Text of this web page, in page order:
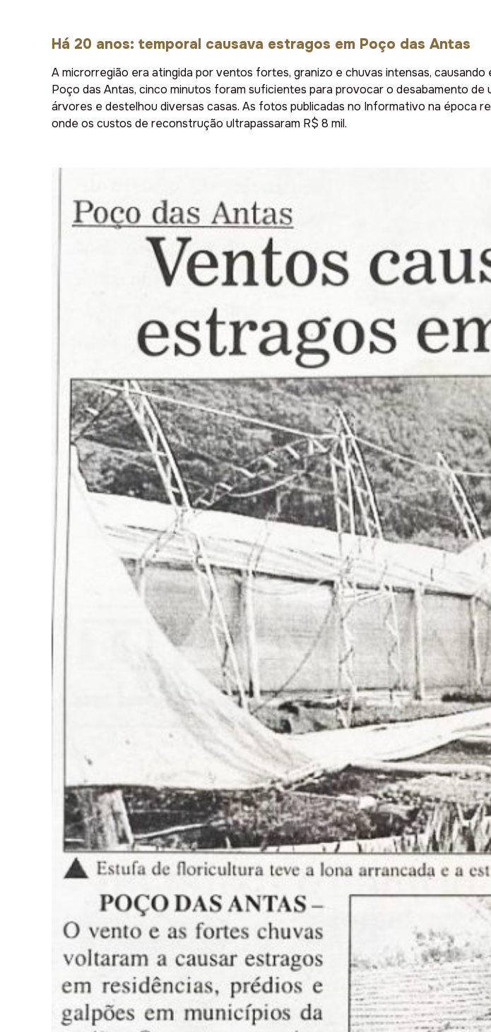
Há 20 anos: temporal causava estragos em Poço das Antas
A microrregião era atingida por ventos fortes, granizo e chuvas intensas,
Poço das Antas, cinco minutos foram suficientes para provocar o desabamento
árvores e destelhou diversas casas. As fotos publicadas no Informativo na época
onde os custos de reconstrução ultrapassaram R$ 8 mil.